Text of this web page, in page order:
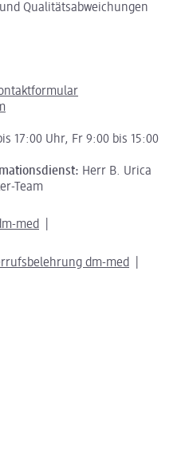
Qualitätsabweichungen
17:00 Uhr, Fr 9:00 bis 15:00
Herr B. Urica
Team
med
dm-med